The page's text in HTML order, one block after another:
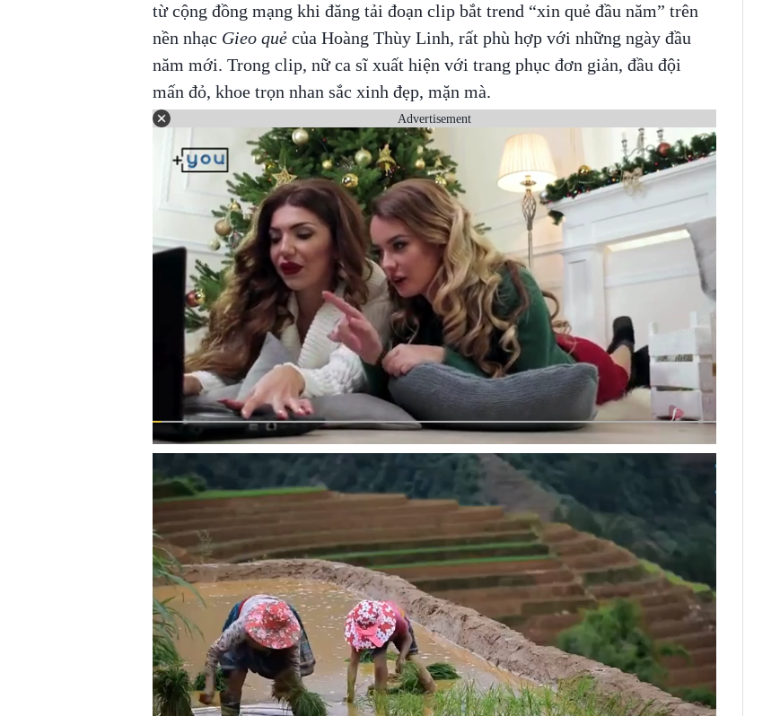
từ cộng đồng mạng khi đăng tải đoạn clip bắt trend “xin quẻ đầu năm” trên
nền nhạc Gieo quẻcủa Hoàng Thùy Linh, rất phù hợp với những ngày đầu
năm mới. Trong clip, nữ ca sĩ xuất hiện với trang phục đơn giản, đầu đội
mấn đỏ, khoe trọn nhan sắc xinh đẹp, mặn mà.
Advertisement